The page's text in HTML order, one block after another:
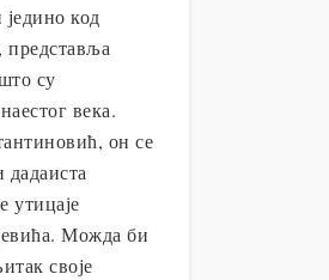
код
представља
су
века.
он се
утицаје
Можда би
своје